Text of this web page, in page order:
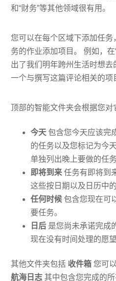
和“财务”等其他领域很有用。
您可以在每个区域下添加任
务的作业添加项目。 例如，在
出了我们明年跨州生活时想去
一个与撰写这篇评论相关的项
顶部的智能文件夹会根据您
今天 包含您今天应该完
的任务以及您标记为今
单独列出晚上要做的任务
即将到来 任务有即将到
这些按日期以及日历中
任何时候 包含您现在可
要任务。
日后 是您尚未承诺完成
现在没有时间处理的愿
其他文件夹包括 收件箱 您可
航海日志 其中包含您完成的